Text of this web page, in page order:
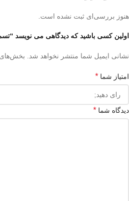
هنوز بررسی‌ای ثبت نشده است.
اولین کسی باشید که دیدگاهی می نویسد “تسمه
نشانی ایمیل شما منتشر نخواهد شد. بخش‌های
امتیاز شما *
دیدگاه شما *